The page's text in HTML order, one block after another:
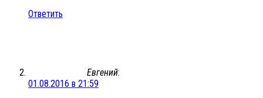
Ответить
Евгений:
01.08.2016 в 21:59